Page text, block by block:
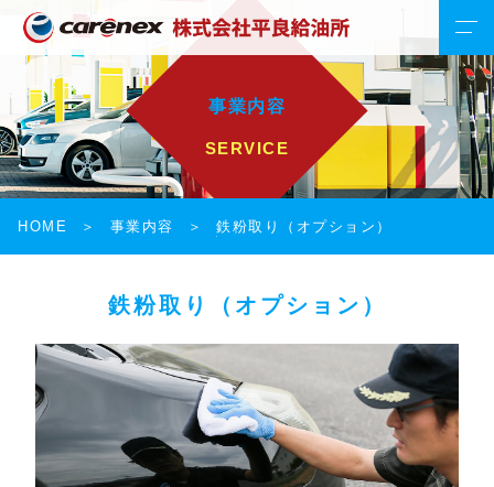
事業内容
SERVICE
HOME 事業内容 鉄粉取り（オプション）
鉄粉取り（オプション）